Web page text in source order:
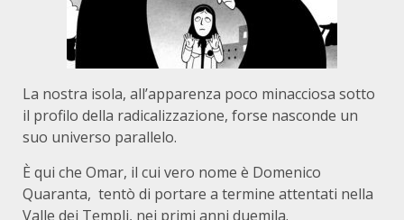
La nostra isola, all’apparenza poco minacciosa sotto
il profilo della radicalizzazione, forse nasconde un
suo universo parallelo.
È qui che Omar, il cui vero nome è Domenico
Quaranta, tentò di portare a termine attentati nella
Valle dei Templi, nei primi anni duemila.